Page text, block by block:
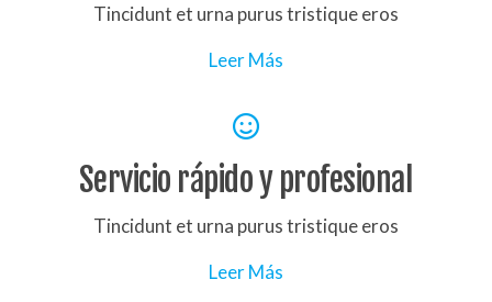
Tincidunt et urna purus tristique eros
Leer Más
Servicio rápido y profesional
Tincidunt et urna purus tristique eros
Leer Más